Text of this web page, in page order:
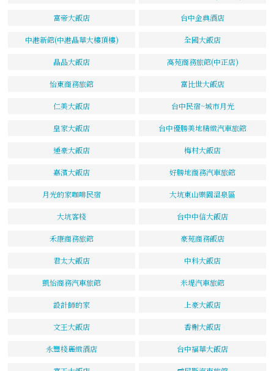
富帝大飯店 台中金典酒店
中港新館(中港晶華大樓頂樓) 全國大飯店
晶品大飯店 高苑商務旅館(中正店)
怡東商務旅館 富比世大飯店
仁美大飯店 台中民宿~城市月光
皇家大飯店 台中優勝美地精緻汽車旅館
通豪大飯店 梅村大飯店
嘉濱大飯店 好勝地商務汽車旅館
月光的家咖啡民宿 大坑東山樂園溫泉區
大坑客棧 台中中信大飯店
禾康商務旅館 豪苑商務飯店
君太大飯店 中科大飯店
凱怡商務汽車旅館 米堤汽車旅館
設計師的家 上豪大飯店
文王大飯店 香榭大飯店
永豐棧麗緻酒店 台中福華大飯店